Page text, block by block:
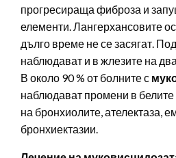
прогресираща фиброза и
елементи. Лангерхансовите
дълго време не се засягат.
наблюдават и в жлезите на
В около 90 % от болните с
наблюдават промени в
на бронхиолите, ателектаза,
бронхиектазии.